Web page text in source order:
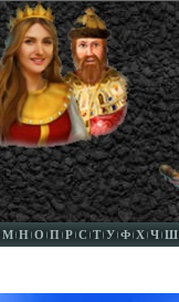
М Н О П Р С Т У Ф Х Ч Ш